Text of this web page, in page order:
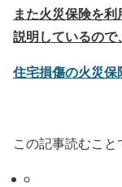
また火災保険を
説明しているので
住宅損傷の火災保
この記事読むこと